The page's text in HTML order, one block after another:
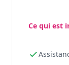
Ce qui est